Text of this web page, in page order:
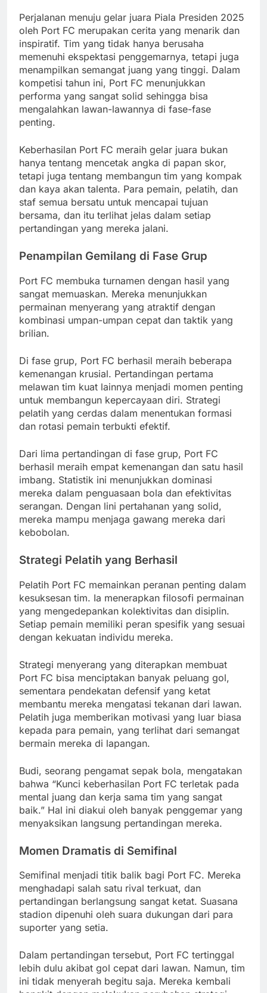
Perjalanan menuju gelar juara Piala Presiden 2025
oleh Port FC merupakan cerita yang menarik dan
inspiratif. Tim yang tidak hanya berusaha
memenuhi ekspektasi penggemarnya, tetapi juga
menampilkan semangat juang yang tinggi. Dalam
kompetisi tahun ini, Port FC menunjukkan
performa yang sangat solid sehingga bisa
mengalahkan lawan-lawannya di fase-fase
penting.
Keberhasilan Port FC meraih gelar juara bukan
hanya tentang mencetak angka di papan skor,
tetapi juga tentang membangun tim yang kompak
dan kaya akan talenta. Para pemain, pelatih, dan
staf semua bersatu untuk mencapai tujuan
bersama, dan itu terlihat jelas dalam setiap
pertandingan yang mereka jalani.
Penampilan Gemilang di Fase Grup
Port FC membuka turnamen dengan hasil yang
sangat memuaskan. Mereka menunjukkan
permainan menyerang yang atraktif dengan
kombinasi umpan-umpan cepat dan taktik yang
brilian.
Di fase grup, Port FC berhasil meraih beberapa
kemenangan krusial. Pertandingan pertama
melawan tim kuat lainnya menjadi momen penting
untuk membangun kepercayaan diri. Strategi
pelatih yang cerdas dalam menentukan formasi
dan rotasi pemain terbukti efektif.
Dari lima pertandingan di fase grup, Port FC
berhasil meraih empat kemenangan dan satu hasil
imbang. Statistik ini menunjukkan dominasi
mereka dalam penguasaan bola dan efektivitas
serangan. Dengan lini pertahanan yang solid,
mereka mampu menjaga gawang mereka dari
kebobolan.
Strategi Pelatih yang Berhasil
Pelatih Port FC memainkan peranan penting dalam
kesuksesan tim. Ia menerapkan filosofi permainan
yang mengedepankan kolektivitas dan disiplin.
Setiap pemain memiliki peran spesifik yang sesuai
dengan kekuatan individu mereka.
Strategi menyerang yang diterapkan membuat
Port FC bisa menciptakan banyak peluang gol,
sementara pendekatan defensif yang ketat
membantu mereka mengatasi tekanan dari lawan.
Pelatih juga memberikan motivasi yang luar biasa
kepada para pemain, yang terlihat dari semangat
bermain mereka di lapangan.
Budi, seorang pengamat sepak bola, mengatakan
bahwa “Kunci keberhasilan Port FC terletak pada
mental juang dan kerja sama tim yang sangat
baik.” Hal ini diakui oleh banyak penggemar yang
menyaksikan langsung pertandingan mereka.
Momen Dramatis di Semifinal
Semifinal menjadi titik balik bagi Port FC. Mereka
menghadapi salah satu rival terkuat, dan
pertandingan berlangsung sangat ketat. Suasana
stadion dipenuhi oleh suara dukungan dari para
suporter yang setia.
Dalam pertandingan tersebut, Port FC tertinggal
lebih dulu akibat gol cepat dari lawan. Namun, tim
ini tidak menyerah begitu saja. Mereka kembali